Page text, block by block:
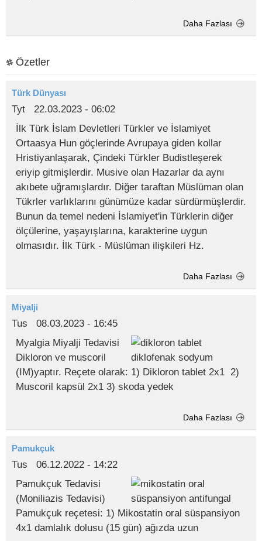
Daha Fazlası
Özetler
Türk Dünyası
Tyt
22.03.2023 - 06:02
İlk Türk İslam Devletleri Türkler ve İslamiyet
Ortaasya Hun göçlerinde Avrupaya giden kollar
Hristiyanlaşarak, Çindeki Türkler Budistleşerek
eriyip gitmişlerdir. Musive olan Hazarlar da aynı
akıbete uğramışlardır. Diğer taraftan Müslüman olan
Tükrler varlıklarını günümüze kadar sürdürmüşlerdir.
Bunun da temel nedeni İslamiyet'in Türklerin diğer
ölçülerine, yaşayışlarına, karakterine uygun
olmasıdır. İlk Türk - Müslüman ilişkileri Hz.
Daha Fazlası
Miyalji
Tus
08.03.2023 - 16:45
Myalgia Miyalji Tedavisi
Dikloron ve muscoril
(IM)yaptır. Reçete olarak: 1) Dikloron tablet 2x1 2)
Muscoril kapsül 2x1 3) skoda yedek
Daha Fazlası
Pamukçuk
Tus
06.12.2022 - 14:22
Pamukçuk Tedavisi
(Moniliazis Tedavisi)
Pamukçuk reçetesi: 1) Mikostatin oral süspansiyon
4x1 damlalık dolusu (15 gün) ağızda uzun